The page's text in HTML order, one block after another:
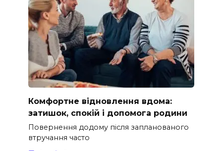
Комфортне відновлення вдома:
затишок, спокій і допомога родини
Повернення додому після запланованого
втручання часто